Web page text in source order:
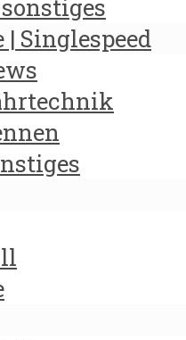
Singlespeed